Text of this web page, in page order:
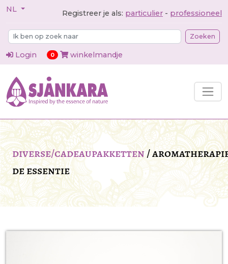
NL Registreer je als: particulier - professioneel
Zoeken
Login 0items in cart
winkelmandje
diverse/cadeaupakketten/
de essentie